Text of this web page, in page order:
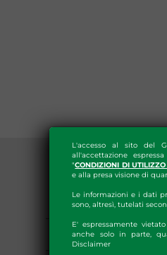
L'accesso al sito del
all'accettazione
"CONDIZIONI DI
e alla presa visione di
Le informazioni e i dati
sono, altresì, tutelati
E' espressamente
anche solo in parte,
Disclaimer
DISPOSIZIONI
ORGANIZZAZIONE